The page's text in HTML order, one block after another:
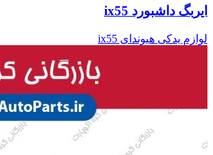
ایربگ داشبورد ix55
لوازم یدکی هیوندای ix55